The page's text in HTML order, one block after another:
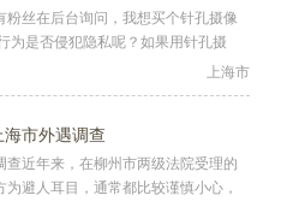
粉丝在后台询问，我想买个针孔摄像
为是否侵犯隐私呢？如果用针孔摄
上海市
海市外遇调查
查近年来，在柳州市两级法院受理的
避人耳目，通常都比较谨慎小心，